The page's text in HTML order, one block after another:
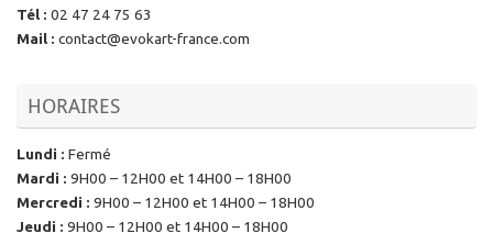
Tél : 02 47 24 75 63
Mail : contact@evokart-france.com
HORAIRES
Lundi : Fermé
Mardi : 9H00 – 12H00 et 14H00 – 18H00
Mercredi : 9H00 – 12H00 et 14H00 – 18H00
Jeudi : 9H00 – 12H00 et 14H00 – 18H00